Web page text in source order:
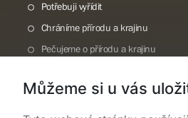
Potřebuji vyřídit
Chráníme přírodu a krajinu
Pečujeme o přírodu a krajinu
O nás
Můžeme si u vás